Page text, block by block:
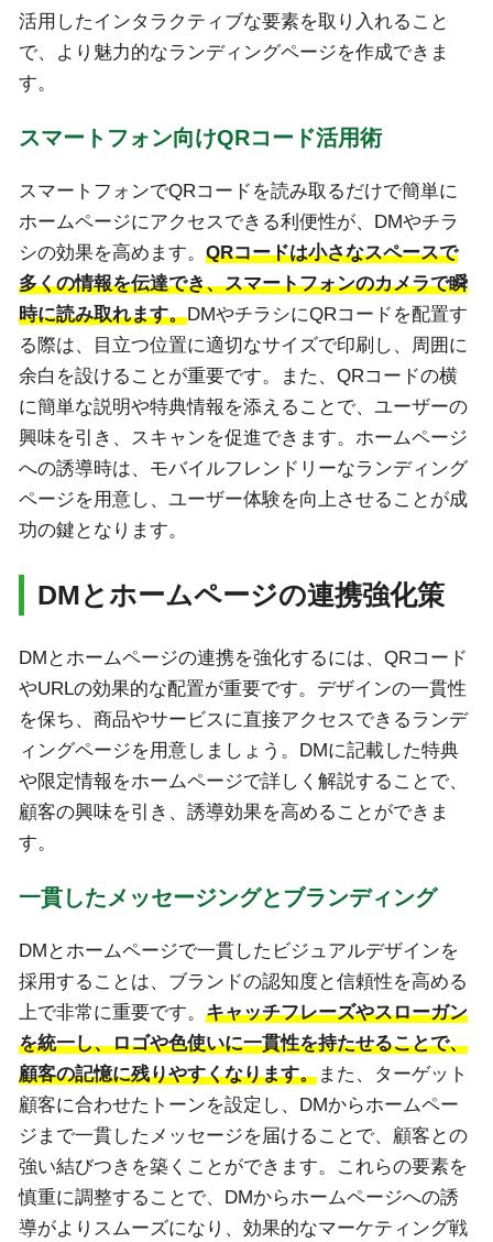
活用したインタラクティブな要素を取り入れること
で、より魅力的なランディングページを作成できま
す。
スマートフォン向けQRコード活用術
スマートフォンでQRコードを読み取るだけで簡単に
ホームページにアクセスできる利便性が、DMやチラ
シの効果を高めます。 QRコードは小さなスペースで
多くの情報を伝達でき、スマートフォンのカメラで瞬
時に読み取れます。DMやチラシにQRコードを配置す
る際は、目立つ位置に適切なサイズで印刷し、周囲に
余白を設けることが重要です。また、QRコードの横
に簡単な説明や特典情報を添えることで、ユーザーの
興味を引き、スキャンを促進できます。ホームページ
への誘導時は、モバイルフレンドリーなランディング
ページを用意し、ユーザー体験を向上させることが成
功の鍵となります。
DMとホームページの連携強化策
DMとホームページの連携を強化するには、QRコード
やURLの効果的な配置が重要です。デザインの一貫性
を保ち、商品やサービスに直接アクセスできるランデ
ィングページを用意しましょう。DMに記載した特典
や限定情報をホームページで詳しく解説することで、
顧客の興味を引き、誘導効果を高めることができま
す。
一貫したメッセージングとブランディング
DMとホームページで一貫したビジュアルデザインを
採用することは、ブランドの認知度と信頼性を高める
上で非常に重要です。 キャッチフレーズやスローガン
を統一し、ロゴや色使いに一貫性を持たせることで、
顧客の記憶に残りやすくなります。 また、ターゲット
顧客に合わせたトーンを設定し、DMからホームペー
ジまで一貫したメッセージを届けることで、顧客との
強い結びつきを築くことができます。これらの要素を
慎重に調整することで、DMからホームページへの誘
導がよりスムーズになり、効果的なマーケティング戦